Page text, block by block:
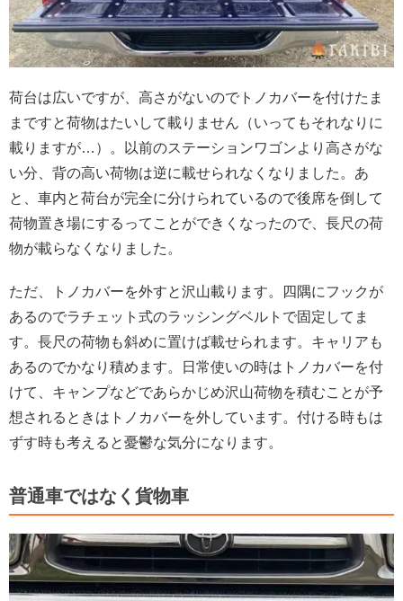
荷台は広いですが、高さがないのでトノカバーを付けたま
まですと荷物はたいして載りません（いってもそれなりに
載りますが…）。以前のステーションワゴンより高さがな
い分、背の高い荷物は逆に載せられなくなりました。 あ
と、車内と荷台が完全に分けられているので後席を倒して
荷物置き場にするってことができくなったので、長尺の荷
物が載らなくなりました。
ただ、トノカバーを外すと沢山載ります。四隅にフックが
あるのでラチェット式のラッシングベルトで固定してま
す。長尺の荷物も斜めに置けば載せられます。 キャリアも
あるのでかな り積めます。
日常使いの時はトノカバーを付
けて、キャンプなどであらかじめ沢山荷物を積むことが予
想されるときはトノカバーを外しています。付ける時もは
ずす時も考えると憂鬱な気分になります。
普通車ではなく貨物車